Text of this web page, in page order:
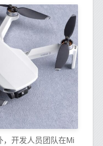
，开发人员团队在Mi